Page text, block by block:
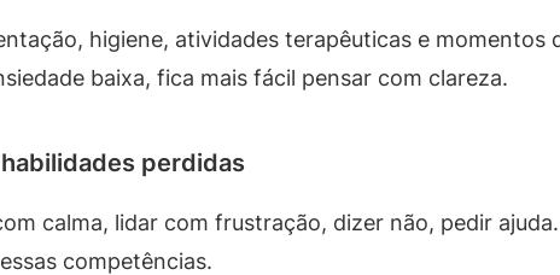
higiene, atividades terapêuticas e momentos
baixa, fica mais fácil pensar com clareza.
perdidas
calma, lidar com frustração, dizer não, pedir
competências.